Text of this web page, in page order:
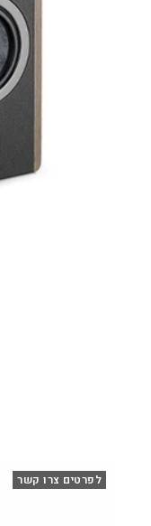
לפרטים צרו קשר